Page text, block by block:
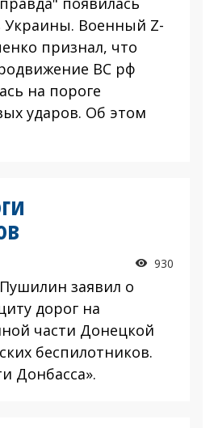
Украины. Военный Z-
признал, что
ВС рф
на пороге
ударов. Об этом
930
заявил о
дорог на
части Донецкой
беспилотников.
Донбасса».